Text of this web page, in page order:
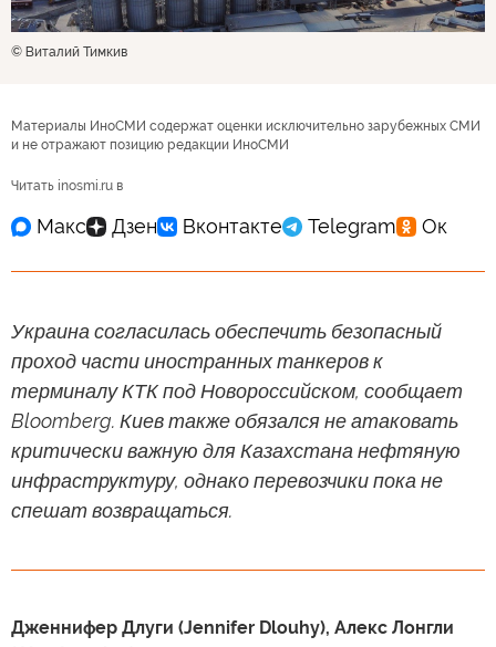
© Виталий Тимкив
Материалы ИноСМИ содержат оценки исключительно зарубежных СМИ
и не отражают позицию редакции ИноСМИ
Читать inosmi.ru в
Украина согласилась обеспечить безопасный
проход части иностранных танкеров к
терминалу КТК под Новороссийском, сообщает
Bloomberg. Киев также обязался не атаковать
критически важную для Казахстана нефтяную
инфраструктуру, однако перевозчики пока не
спешат возвращаться.
Дженнифер Длуги (Jennifer Dlouhy), Алекс Лонгли